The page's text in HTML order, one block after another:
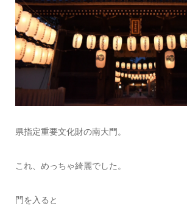
県指定重要文化財の南大門。
これ、めっちゃ綺麗でした。
門を入ると